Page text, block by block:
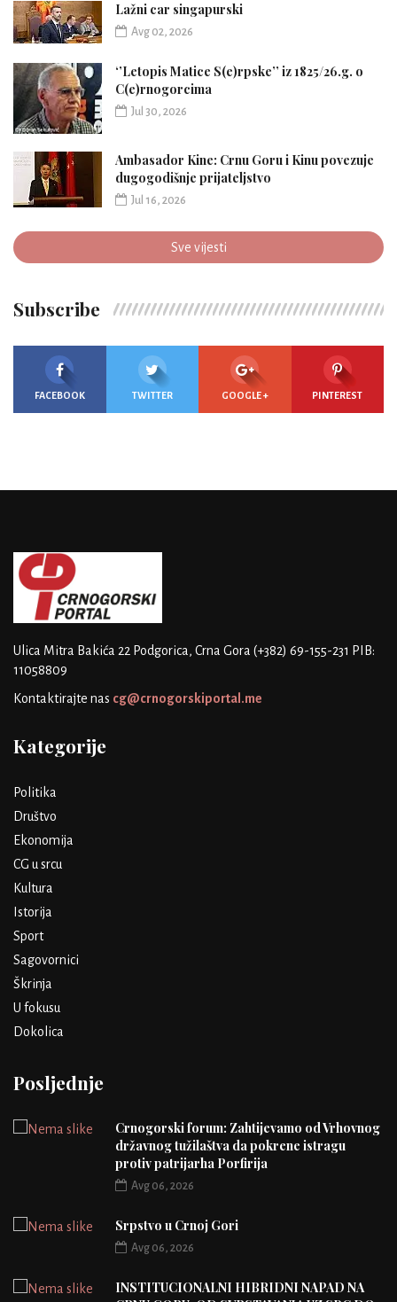
Lažni car singapurski
Avg 02, 2026
‘’Letopis Matice S(e)rpske’’ iz 1825/26.g. o
C(e)rnogorcima
Jul 30, 2026
Ambasador Kine: Crnu Goru i Kinu povezuje
dugogodišnje prijateljstvo
Jul 16, 2026
Sve vijesti
Subscribe
FACEBOOK TWITTER GOOGLE + PINTEREST
Ulica Mitra Bakića 22 Podgorica, Crna Gora (+382) 69-155-231 PIB:
11058809
Kontaktirajte nas cg@crnogorskiportal.me
Kategorije
Politika
Društvo
Ekonomija
CG u srcu
Kultura
Istorija
Sport
Sagovornici
Škrinja
U fokusu
Dokolica
Posljednje
Crnogorski forum: Zahtijevamo od Vrhovnog
državnog tužilaštva da pokrene istragu
protiv patrijarha Porfirija
Avg 06, 2026
Srpstvo u Crnoj Gori
Avg 06, 2026
INSTITUCIONALNI HIBRIDNI NAPAD NA